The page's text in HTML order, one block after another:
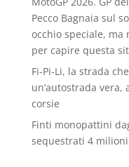
Pecco Bagnaia sul
occhio speciale, ma
per capire questa
Fi-Pi-Li, la strada
un’autostrada
corsie
Finti monopattini
sequestrati 4